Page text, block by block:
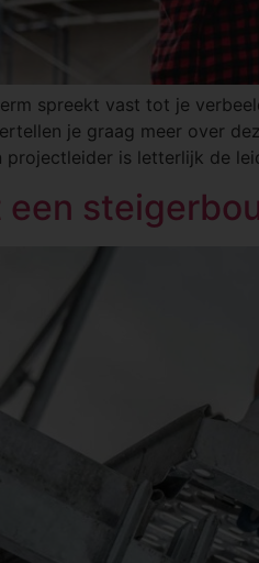
spreekt vast tot je
je graag meer over
projectleider is letterlijk de
een